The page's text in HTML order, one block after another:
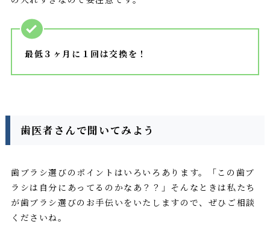
最低３ヶ月に１回は交換を！
歯医者さんで聞いてみよう
歯ブラシ選びのポイントはいろいろあります。「この歯ブ
ラシは自分にあってるのかなあ？？」そんなときは私たち
が歯ブラシ選びのお手伝いをいたしますので、ぜひご相談
くださいね。